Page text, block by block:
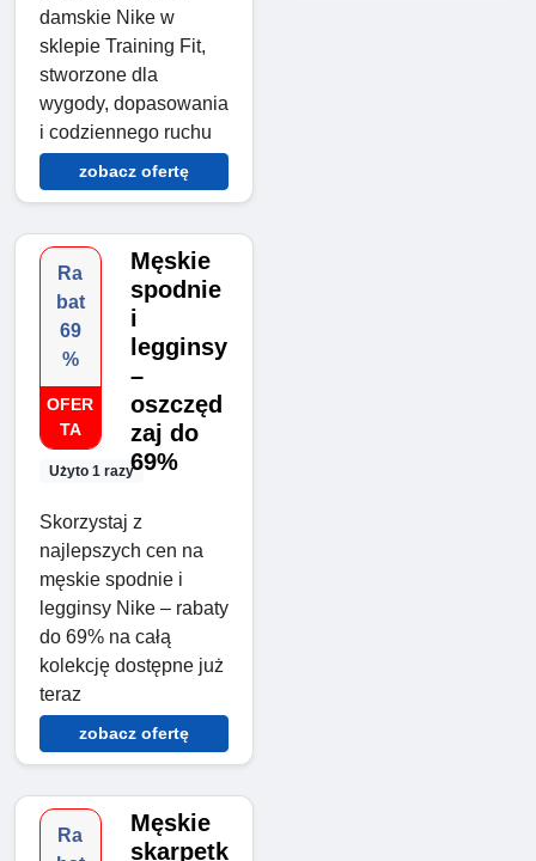
damskie Nike w
sklepie Training Fit,
stworzone dla
wygody, dopasowania
i codziennego ruchu
zobacz ofertę
Ra
bat
69
%
OFER
TA
Użyto 1 razy
Męskie
spodnie
i
legginsy
–
oszczęd
zaj do
69%
Skorzystaj z
najlepszych cen na
męskie spodnie i
legginsy Nike – rabaty
do 69% na całą
kolekcję dostępne już
teraz
zobacz ofertę
Ra
Męskie
skarpetk